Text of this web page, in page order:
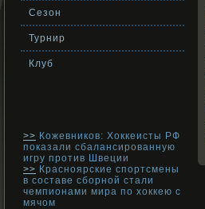
Сезон
Турнир
Клуб
>> Кожевников: Хоккеисты РФ
показали сбалансированную
игру против Швеции
>> Красноярские спортсмены
в составе сборной стали
чемпионами мира по хоккею с
мячом